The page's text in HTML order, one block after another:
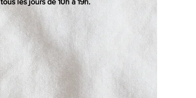
tous les jours de 10h à 19h.